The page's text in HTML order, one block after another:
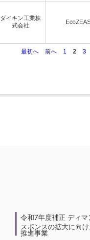
ダイキン工業株
式会社
最初へ 前へ 1 2 3
令和7年度補正 ディマ
スポンスの拡大に向
推進事業